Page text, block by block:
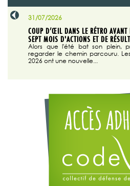
31/07/2026
COUP D’ŒIL DANS LE RÉTRO
SEPT MOIS D'ACTIONS ET DE
Alors que l'été bat son plein,
regarder le chemin parcouru.
2026 ont une nouvelle...